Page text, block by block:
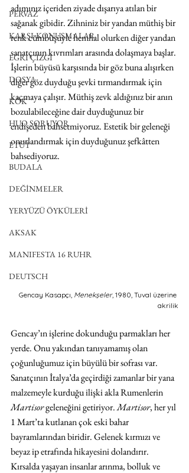
PERVAZ
KARŞI-KONUŞMALAR
EĞRİ ÇİZGİ
DOSYA
KÖK
HUO SORUYOR
ETÜT
BUDALA
DEĞİNMELER
YERYÜZÜ ÖYKÜLERİ
AKSAK
MANIFESTA 16 RUHR
DEUTSCH
adımınız içeriden ziyade dışarıya atılan bir
sağanak gibidir. Zihniniz bir yandan müthiş bir
renk cümbüşüyle hemhal olurken diğer yandan
sanatçının kıvrımları arasında dolaşmaya başlar.
İşlerin büyüsü karşısında bir göz buna alışırken
diğer göz duyduğu şevki tırmandırmak için
kaçmaya çalışır. Müthiş zevk aldığınız bir anın
bozulabileceğine dair duyduğunuz bir
endişeden bahsetmiyoruz. Estetik bir geleneği
onurlandırmak için duyduğunuz şefkâtten
bahsediyoruz.
Gencay Kasapçı, Menekşeler, 1980, Tuval üzerine
akrilik
Gencay’ın işlerine dokunduğu parmakları her
yerde. Onu yakından tanıyamamış olan
çoğunluğumuz için büyülü bir sofrası var.
Sanatçının İtalya’da geçirdiği zamanlar bir yana
malzemeyle kurduğu ilişki akla Rumenlerin
Martisor geleneğini getiriyor. Martisor, her yıl
1 Mart’ta kutlanan çok eski bahar
bayramlarından biridir. Gelenek kırmızı ve
beyaz ip etrafında hikayesini dolandırır.
Kırsalda yaşayan insanlar arınma, bolluk ve